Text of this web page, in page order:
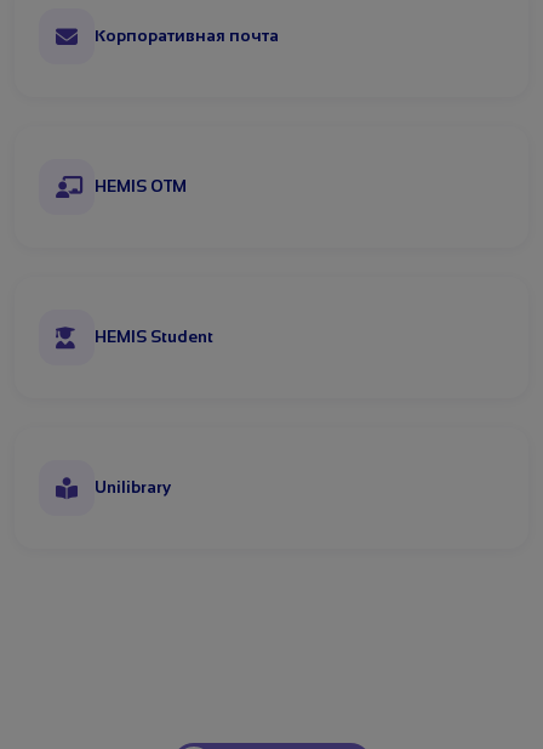
Корпоративная почта
HEMIS OTM
HEMIS Student
Unilibrary